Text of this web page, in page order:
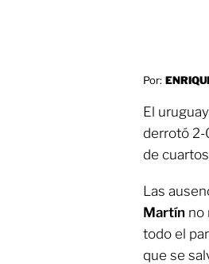
Por:
El
derrotó 2-
de
Las
Martín no
todo el
que se